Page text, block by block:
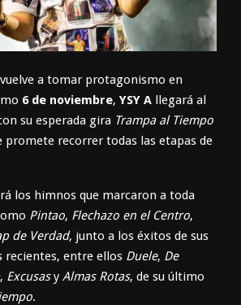
a tomar protagonismo en
6 de noviembre, YSY A llegará al
su esperada gira Trampa al Tiempo
promete recorrer todas las etapas de
los himnos que marcaron a toda
Pintao, Flechazo en el Centro,
de Verdad, junto a los éxitos de sus
recientes, entre ellos Duele, De
, Excusasy Almas Rotas, de su último
.